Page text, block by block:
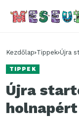
Kezdőlap Tippek Újra
TIPPEK
Újra